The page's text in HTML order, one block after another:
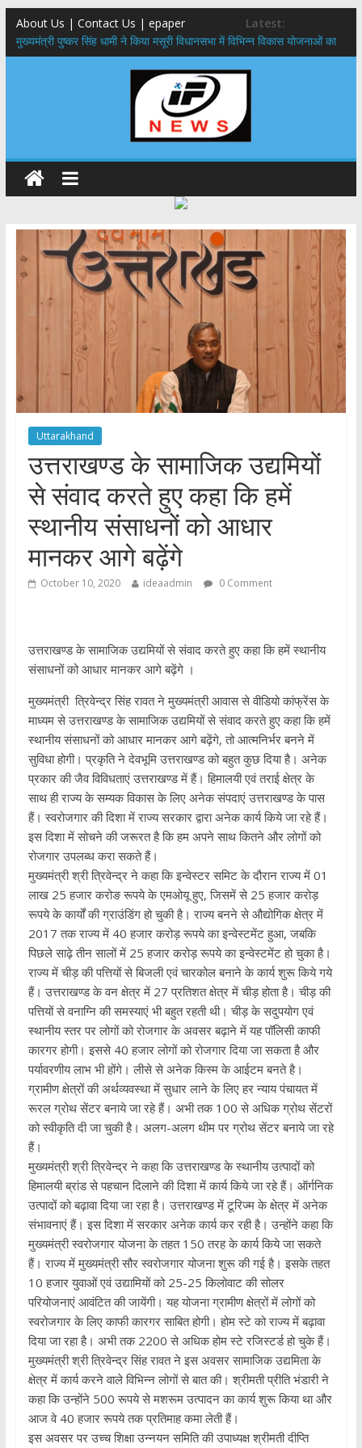
About Us | Contact Us | epaper
Latest:
मुख्यमंत्री पुष्कर सिंह धामी ने किया मसूरी विधानसभा में विभिन्न विकास योजनाओं का
लोकार्पण – शिलान्यास
एमडीडीए बोर्ड बैठक, देहरादून और मसूरी के विकास के लिए 25 बड़े प्रस्तावों को मिली
बुजुर्ग-दिव्यांगों के घर जाएंगे बीएलओ, करेंगे नोटिसों का निस्तारण
​देहरादून में 11 अगस्त को लगेगा एक दिवसीय रोजगार मेला, 559 पदों पर होगी भर्ती
पुष्पवर्षा और चरण प्रक्षालन के साथ देवभूमि ने किया शिवभक्त कांवड़ियों का
अभिनंदन,मुख्यमंत्री ने स्वास्थ्य सेवा शिविर का किया शुभारंभ, श्रद्धालुओं को अपने
हाथों से परोसा भोजन
Uttarakhand
उत्तराखण्ड के सामाजिक उद्यमियों
से संवाद करते हुए कहा कि हमें
स्थानीय संसाधनों को आधार
मानकर आगे बढ़ेंगे
October 10, 2020 ideaadmin 0 Comment
उत्तराखण्ड के सामाजिक उद्यमियों से संवाद करते हुए कहा कि हमें स्थानीय
संसाधनों को आधार मानकर आगे बढ़ेंगे ।
मुख्यमंत्री त्रिवेन्द्र सिंह रावत ने मुख्यमंत्री आवास से वीडियो कांफ्रेंस के
माध्यम से उत्तराखण्ड के सामाजिक उद्यमियों से संवाद करते हुए कहा कि हमें
स्थानीय संसाधनों को आधार मानकर आगे बढ़ेंगे, तो आत्मनिर्भर बनने में
सुविधा होगी। प्रकृति ने देवभूमि उत्तराखण्ड को बहुत कुछ दिया है। अनेक
प्रकार की जैव विविधताएं उत्तराखण्ड में हैं। हिमालयी एवं तराई क्षेत्र के
साथ ही राज्य के सम्यक विकास के लिए अनेक संपदाएं उत्तराखण्ड के पास
हैं। स्वरोजगार की दिशा में राज्य सरकार द्वारा अनेक कार्य किये जा रहे हैं।
इस दिशा में सोचने की जरूरत है कि हम अपने साथ कितने और लोगों को
रोजगार उपलब्ध करा सकते हैं।
मुख्यमंत्री श्री त्रिवेन्द्र ने कहा कि इन्वेस्टर समिट के दौरान राज्य में 01
लाख 25 हजार करोङ रूपये के एमओयू हुए, जिसमें से 25 हजार करोड़
रूपये के कार्यों की ग्राउंडिंग हो चुकी है। राज्य बनने से औद्योगिक क्षेत्र में
2017 तक राज्य में 40 हजार करोड़ रूपये का इन्वेस्टमेंट हुआ, जबकि
पिछले साढ़े तीन सालों में 25 हजार करोड़ रूपये का इन्वेस्टमेंट हो चुका है।
राज्य में चीड़ की पत्तियों से बिजली एवं चारकोल बनाने के कार्य शुरू किये गये
हैं। उत्तराखण्ड के वन क्षेत्र में 27 प्रतिशत क्षेत्र में चीड़ होता है। चीड़ की
पत्तियों से वनाग्नि की समस्याएं भी बहुत रहती थी। चीड़ के सदुपयोग एवं
स्थानीय स्तर पर लोगों को रोजगार के अवसर बढ़ाने में यह पॉलिसी काफी
कारगर होगी। इससे 40 हजार लोगों को रोजगार दिया जा सकता है और
पर्यावरणीय लाभ भी होंगे। लीसे से अनेक किस्म के आईटम बनते है।
ग्रामीण क्षेत्रों की अर्थव्यवस्था में सुधार लाने के लिए हर न्याय पंचायत में
रूरल ग्रोथ सेंटर बनाये जा रहे हैं। अभी तक 100 से अधिक ग्रोथ सेंटरों
को स्वीकृति दी जा चुकी है। अलग-अलग थीम पर ग्रोथ सेंटर बनाये जा रहे
हैं।
मुख्यमंत्री श्री त्रिवेन्द्र ने कहा कि उत्तराखण्ड के स्थानीय उत्पादों को
हिमालयी ब्रांड से पहचान दिलाने की दिशा में कार्य किये जा रहे हैं। ऑर्गनिक
उत्पादों को बढ़ावा दिया जा रहा है। उत्तराखण्ड में टूरिज्म के क्षेत्र में अनेक
संभावनाएं हैं। इस दिशा में सरकार अनेक कार्य कर रही है। उन्होंने कहा कि
मुख्यमंत्री स्वरोजगार योजना के तहत 150 तरह के कार्य किये जा सकते
हैं। राज्य में मुख्यमंत्री सौर स्वरोजगार योजना शुरू की गई है। इसके तहत
10 हजार युवाओं एवं उद्यामियों को 25-25 किलोवाट की सोलर
परियोजनाएं आवंटित की जायेंगी। यह योजना ग्रामीण क्षेत्रों में लोगों को
स्वरोजगार के लिए काफी कारगर साबित होगी। होम स्टे को राज्य में बढ़ावा
दिया जा रहा है। अभी तक 2200 से अधिक होम स्टे रजिस्टर्ड हो चुके हैं।
मुख्यमंत्री श्री त्रिवेन्द्र सिंह रावत ने इस अवसर सामाजिक उद्यमिता के
क्षेत्र में कार्य करने वाले विभिन्न लोगों से बात की। श्रीमती प्रीति भंडारी ने
कहा कि उन्होंने 500 रूपये से मशरूम उत्पादन का कार्य शुरू किया था और
आज वे 40 हजार रूपये तक प्रतिमाह कमा लेती हैं।
इस अवसर पर उच्च शिक्षा उन्नयन समिति की उपाध्यक्ष श्रीमती दीप्ति